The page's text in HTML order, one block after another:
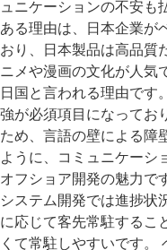
ュニケーションの不安も
ある理由は、日本企業が
おり、日本製品は高品質
ニメや漫画の文化が人気
日国と言われる理由です
強が必須項目になってお
ため、言語の壁による障
ように、コミュニケーシ
オフショア開発の魅力で
システム開発では進捗状
に応じて客先常駐するこ
くて常駐しやすいです。